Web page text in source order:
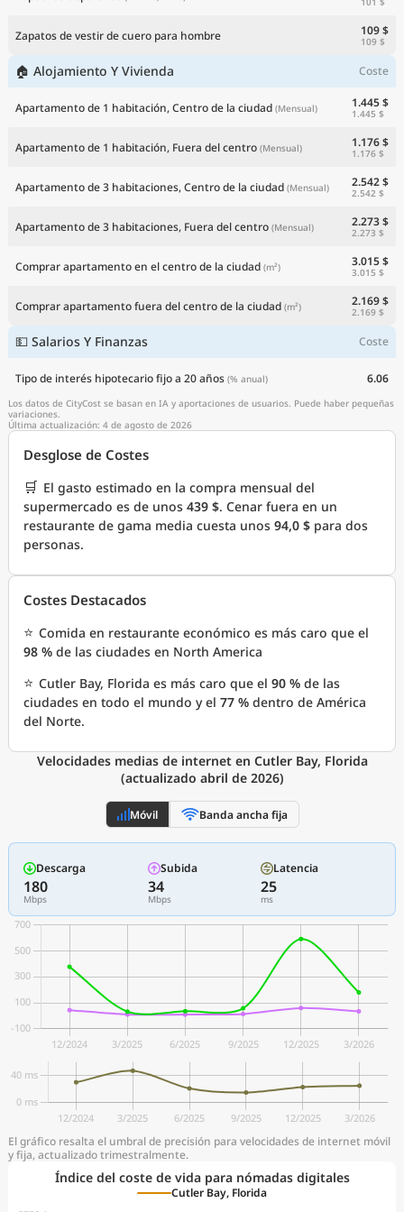
Zapatos de vestir de cuero para hombre 109 $
109 $
🏠 Alojamiento Y Vivienda Coste
Apartamento de 1 habitación, Centro de la ciudad (Mensual) 1.445 $
1.445 $
Apartamento de 1 habitación, Fuera del centro (Mensual) 1.176 $
1.176 $
Apartamento de 3 habitaciones, Centro de la ciudad (Mensual) 2.542 $
2.542 $
Apartamento de 3 habitaciones, Fuera del centro (Mensual) 2.273 $
2.273 $
Comprar apartamento en el centro de la ciudad (m²) 3.015 $
3.015 $
Comprar apartamento fuera del centro de la ciudad (m²) 2.169 $
2.169 $
💵 Salarios Y Finanzas Coste
Tipo de interés hipotecario fijo a 20 años (% anual) 6.06
Los datos de CityCost se basan en IA y aportaciones de usuarios. Puede haber pequeñas
variaciones.
Última actualización: 4 de agosto de 2026
Desglose de Costes
🛒 El gasto estimado en la compra mensual del
supermercado es de unos 439 $. Cenar fuera en un
restaurante de gama media cuesta unos 94,0 $ para dos
personas.
Costes Destacados
⭐ Comida en restaurante económico es más caro que el
98 % de las ciudades en North America
⭐ Cutler Bay, Florida es más caro que el 90 % de las
ciudades en todo el mundo y el 77 % dentro de América
del Norte.
Velocidades medias de internet en Cutler Bay, Florida
(actualizado abril de 2026)
Móvil Banda ancha fija
Descarga
180
Mbps
Subida
34
Mbps
Latencia
25
ms
El gráfico resalta el umbral de precisión para velocidades de internet móvil
y fija, actualizado trimestralmente.
Índice del coste de vida para nómadas digitales
Cutler Bay, Florida